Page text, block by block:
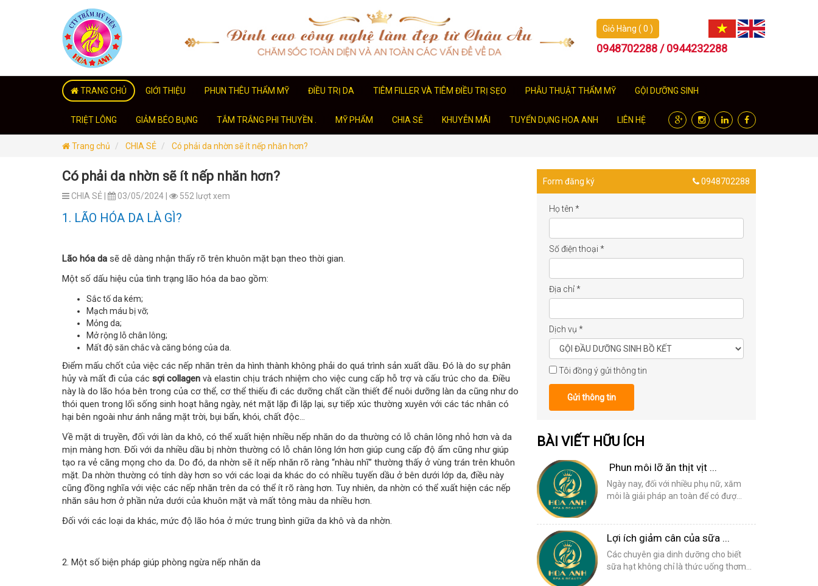
Giỏ Hàng ( 0 )
0948702288 / 0944232288
TRANG CHỦ GIỚI THIỆU PHUN THÊU THẨM MỸ ĐIỀU TRỊ DA TIÊM FILLER VÀ TIÊM ĐIỀU TRỊ SẸO PHẪU THUẬT THẨM MỸ GỘI DƯỠNG SINH
TRIỆT LÔNG GIẢM BÉO BỤNG TẮM TRẮNG PHI THUYỀN . MỸ PHẨM CHIA SẺ KHUYỄN MÃI TUYỂN DỤNG HOA ANH LIÊN HỆ
Trang chủ CHIA SẺ Có phải da nhờn sẽ ít nếp nhăn hơn?
Có phải da nhờn sẽ ít nếp nhăn hơn?
CHIA SẺ | 03/05/2024 | 552 lượt xem
1. LÃO HÓA DA LÀ GÌ?
Lão hóa da sẽ dễ dàng nhận thấy rõ trên khuôn mặt bạn theo thời gian.
Một số dấu hiệu của tình trạng lão hóa da bao gồm:
Sắc tố da kém;
Mạch máu bị vỡ;
Mỏng da;
Mở rộng lỗ chân lông;
Mất độ săn chắc và căng bóng của da.
Điểm mấu chốt của việc các nếp nhăn trên da hình thành không phải do quá trình sản xuất dầu. Đó là do sự phân
hủy và mất đi của các sợi collagen và elastin chịu trách nhiệm cho việc cung cấp hỗ trợ và cấu trúc cho da. Điều
này là do lão hóa bên trong của cơ thể, cơ thể thiếu đi các dưỡng chất cần thiết để nuôi dưỡng làn da cũng như do
thói quen trong lối sống sinh hoạt hằng ngày, nét mặt lặp đi lặp lại, sự tiếp xúc thường xuyên với các tác nhân có
hại bên ngoài như ánh nắng mặt trời, bụi bẩn, khói, chất độc...
Về mặt di truyền, đối với làn da khô, có thể xuất hiện nhiều nếp nhăn do da thường có lỗ chân lông nhỏ hơn và da
mịn màng hơn. Đối với da nhiều dầu bị nhờn thường có lỗ chân lông lớn hơn giúp cung cấp độ ẩm cũng như giúp
tạo ra vẻ căng mọng cho da. Do đó, da nhờn sẽ ít nếp nhăn rõ ràng “nhàu nhĩ” thường thấy ở vùng trán trên khuôn
mặt. Da nhờn thường có tính dày hơn so với các loại da khác do có nhiều tuyến dầu ở bên dưới lớp da, điều này
cũng đồng nghĩa với việc các nếp nhăn trên da có thể ít rõ ràng hơn. Tuy nhiên, da nhờn có thể xuất hiện các nếp
nhăn sâu hơn ở phần nửa dưới của khuôn mặt và mất tông màu da nhiều hơn.
Đối với các loại da khác, mức độ lão hóa ở mức trung bình giữa da khô và da nhờn.
2. Một số biện pháp giúp phòng ngừa nếp nhăn da
Form đăng ký 0948702288
Họ tên *
Số điện thoại *
Địa chỉ*
Dịch vụ *
Tôi đồng ý gửi thông tin
Gửi thông tin
BÀI VIẾT HỮU ÍCH
Phun môi lỡ ăn thịt vịt ...
Ngày nay, đối với nhiều phụ nữ, xăm
môi là giải pháp an toàn để có đượ...
Lợi ích giảm cân của sữa ...
Các chuyên gia dinh dưỡng cho biết
sữa hạt không chỉ là thức uống thơm...